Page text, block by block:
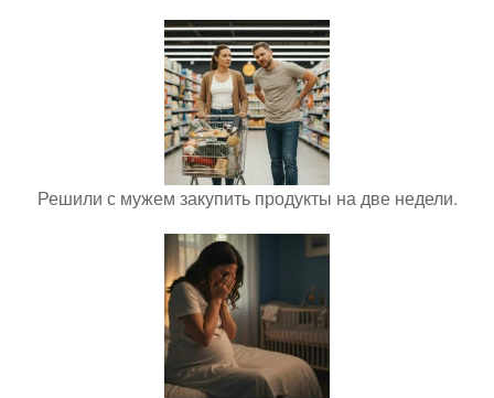
Решили с мужем закупить продукты на две недели.